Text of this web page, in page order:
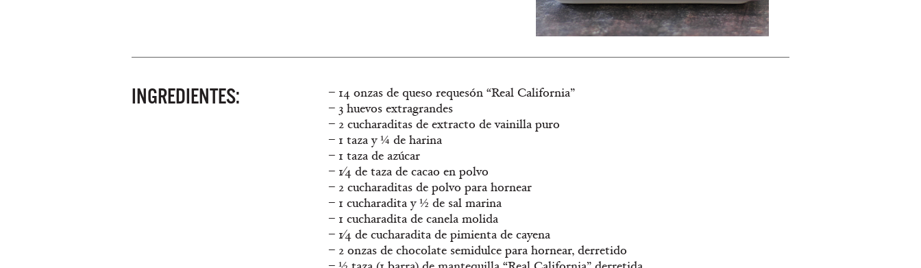
INGREDIENTES:
– 14 onzas de queso requesón “Real California”
– 3 huevos extragrandes
– 2 cucharaditas de extracto de vainilla puro
– 1 taza y ¼ de harina
– 1 taza de azúcar
– 1⁄4 de taza de cacao en polvo
– 2 cucharaditas de polvo para hornear
– 1 cucharadita y ½ de sal marina
– 1 cucharadita de canela molida
– 1⁄4 de cucharadita de pimienta de cayena
– 2 onzas de chocolate semidulce para hornear, derretido